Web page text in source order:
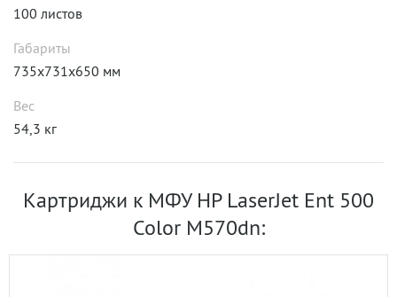
100 листов
Габариты
735x731x650 мм
Вес
54,3 кг
Картриджи к МФУ HP LaserJet Ent 500
Color M570dn: